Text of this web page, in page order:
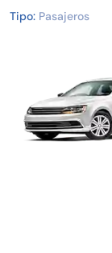
Tipo: Pasajeros